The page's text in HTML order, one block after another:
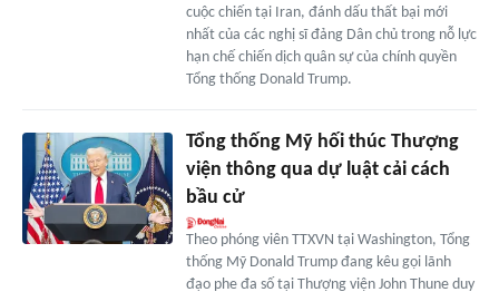
cuộc chiến tại Iran, đánh dấu thất bại mới
nhất của các nghị sĩ đảng Dân chủ trong nỗ lực
hạn chế chiến dịch quân sự của chính quyền
Tổng thống Donald Trump.
Tổng thống Mỹ hối thúc Thượng
viện thông qua dự luật cải cách
bầu cử
Theo phóng viên TTXVN tại Washington, Tổng
thống Mỹ Donald Trump đang kêu gọi lãnh
đạo phe đa số tại Thượng viện John Thune duy